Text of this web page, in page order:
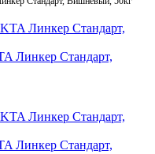
Линкер Стандарт,
Линкер Стандарт,